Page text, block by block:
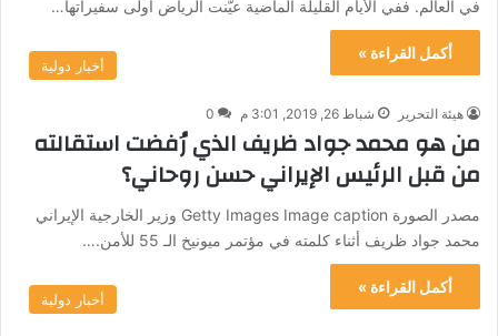
في العالم. ففي الأيام القليلة الماضية عيّنت الرياض أولى سفيراتها…
أكمل القراءة »
أخبار دولية
هيئة التحرير شباط 26, 2019, 3:01 م 0
من هو محمد جواد ظريف الذي رُفضت استقالته
من قبل الرئيس الإيراني حسن روحاني؟
مصدر الصورة Getty Images Image caption وزير الخارجية الإيراني
محمد جواد ظريف أثناء كلمته في مؤتمر ميونيخ الـ 55 للأمن.…
أكمل القراءة »
أخبار دولية